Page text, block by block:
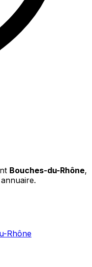
Bouches-du-Rhône,
Rhône